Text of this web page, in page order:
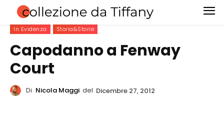
In Evidenza Storia&Storie
Capodanno a Fenway
Court
Di Nicola Maggi del Dicembre 27, 2012